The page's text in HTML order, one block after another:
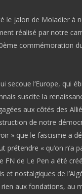
le jalon de Moladier à
réalisé par notre
commémoration
secoue l’Europe, qui
suscite la
aux côtés des
de notre
» que le fascisme a
prétendre « qu’on n’a
de Le Pen a été
et nostalgiques de
aux fondations, au